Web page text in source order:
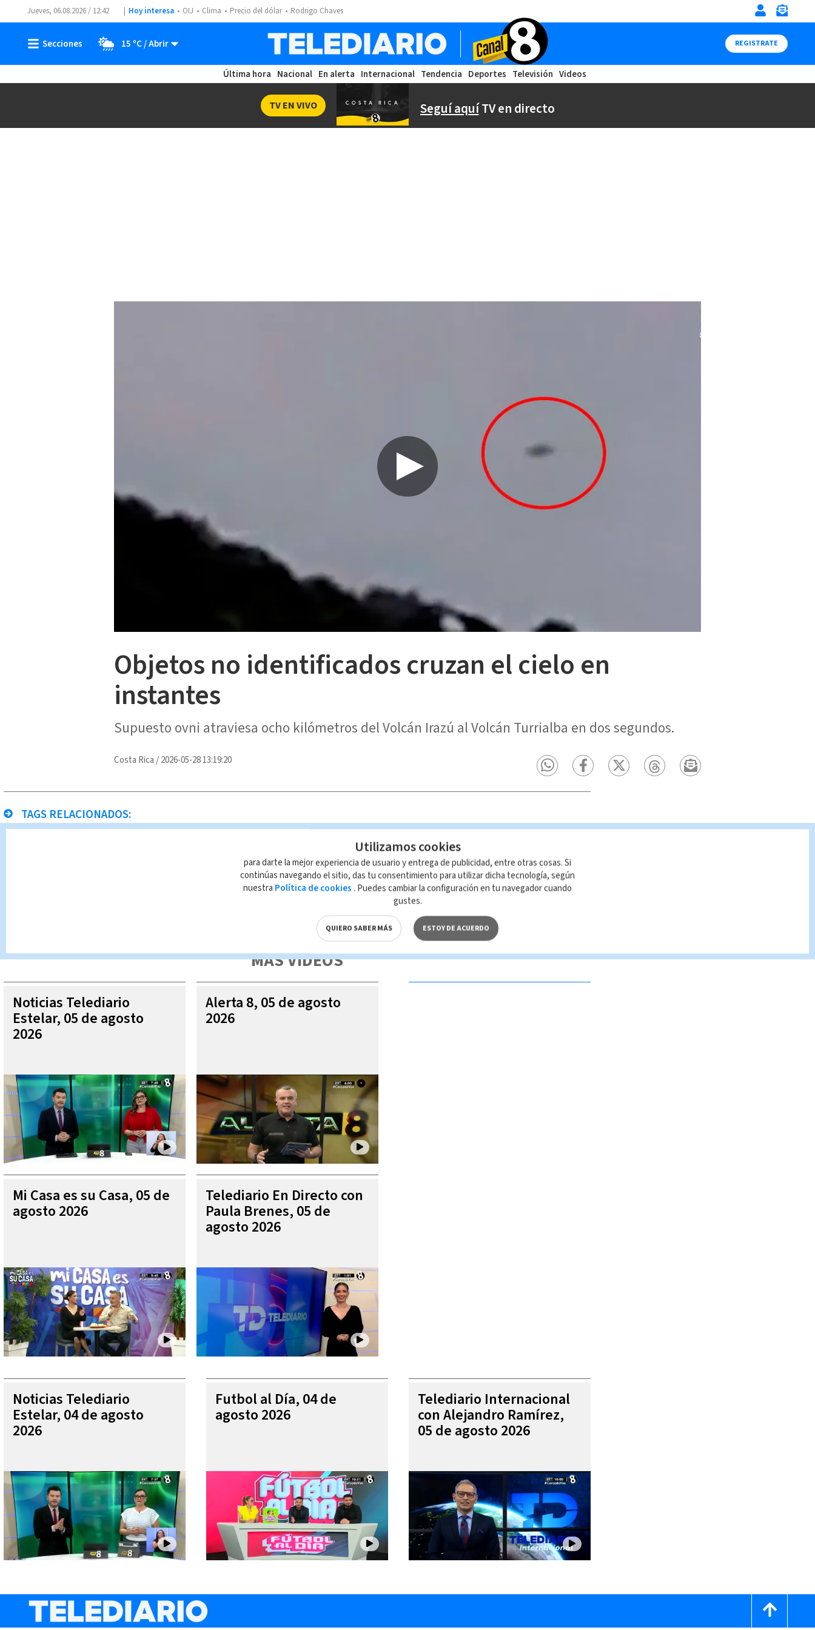
Jueves, 06.08.2026 / 12:42 Hoy interesa OIJ Clima Precio del dólar Rodrigo Chaves
15 ºC REGISTRATE
Última hora Nacional En alerta Internacional Tendencia Deportes Televisión Videos
Seguí aquíTV en directo
TV EN VIVO
Objetos no identificados cruzan el cielo en
instantes
Supuesto ovni atraviesa ocho kilómetros del Volcán Irazú al Volcán Turrialba en dos segundos.
Costa Rica /2026-05-28 13:19:20
TAGS RELACIONADOS:
Queda prohibida la reproducción total o parcial del contenido de esta página, mismo que es propiedad de TELEDIARIO; su reproducción no
autorizada constituye una infracción y un delito de conformidad con las leyes aplicables.
MÁS VIDEOS
Noticias Telediario
Estelar, 05 de agosto
2026
Alerta 8, 05 de agosto
2026
Mi Casa es su Casa, 05 de
agosto 2026
Telediario En Directo con
Paula Brenes, 05 de
agosto 2026
Noticias Telediario
Estelar, 04 de agosto
2026
Futbol al Día, 04 de
agosto 2026
Telediario Internacional
con Alejandro Ramírez,
05 de agosto 2026
Utilizamos cookies
para darte la mejor experiencia de usuario y entrega de publicidad, entre otras cosas. Si
continúas navegando el sitio, das tu consentimiento para utilizar dicha tecnología, según
nuestra Política de cookies . Puedes cambiar la configuración en tu navegador cuando
gustes.
QUIERO SABER MÁS ESTOY DE ACUERDO